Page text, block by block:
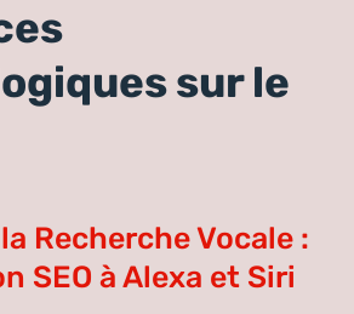
sur le
la Recherche Vocale :
SEO à Alexa et Siri